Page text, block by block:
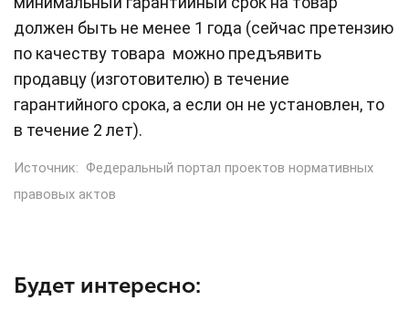
должен быть не менее 1 года (сейчас претензию
по качеству товара можно предъявить
продавцу (изготовителю) в течение
гарантийного срока, а если он не установлен, то
в течение 2 лет).
Источник: Федеральный портал проектов нормативных
правовых актов
Будет интересно: